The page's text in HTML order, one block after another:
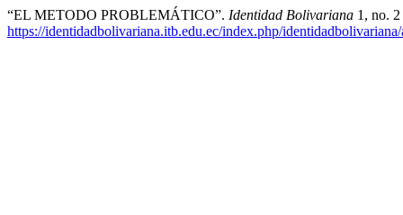
“EL METODO PROBLEMÁTICO”. Identidad Bolivariana 1, no.
https://identidadbolivariana.itb.edu.ec/index.php/